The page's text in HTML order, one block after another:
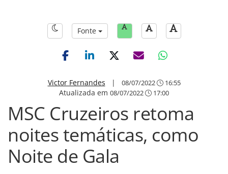
Fonte
Victor Fernandes | 08/07/2022 16:55
Atualizada em 08/07/2022 17:00
MSC Cruzeiros retoma
noites temáticas, como
Noite de Gala